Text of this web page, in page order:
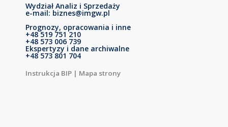
Wydział Analiz i Sprzedaży
e-mail: biznes@imgw.pl
Prognozy, opracowania i inne
+48 519 751 210
+48 573 006 739
Ekspertyzy i dane archiwalne
+48 573 801 704
Instrukcja BIP | Mapa strony